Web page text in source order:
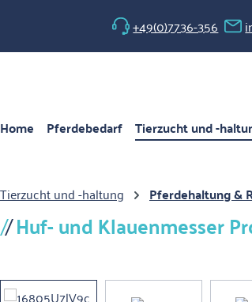
Hauptinhalt springen
Zur Hauptnavigation springen+49(0)7736-356
Home Pferdebedarf Tierzucht und -
Tierzucht und -haltung Pferdehaltung &
Huf- und Klauenmesser
Bildergalerie überspringen